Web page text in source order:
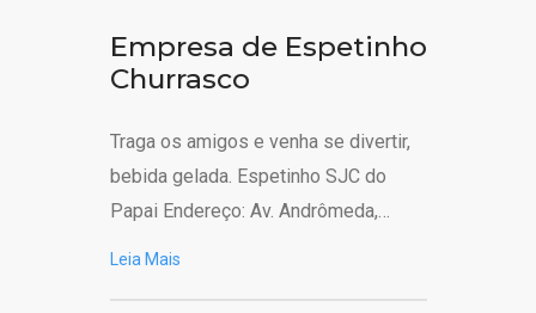
Empresa de Espetinho
Churrasco
Traga os amigos e venha se divertir,
bebida gelada. Espetinho SJC do
Papai Endereço: Av. Andrômeda,…
Leia Mais